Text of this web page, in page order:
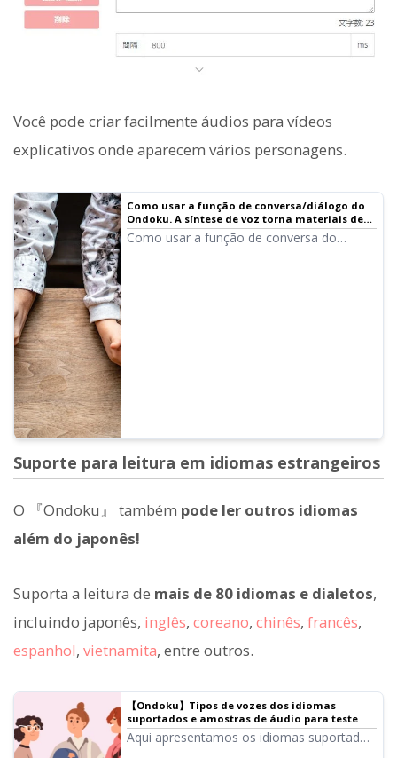
Você pode criar facilmente áudios para vídeos
explicativos onde aparecem vários personagens.
Como usar a função de conversa/diálogo do
Ondoku. A síntese de voz torna materiais de
listening e criação de textos longos mais
convenientes!
Como usar a função de conversa do
Suporte para leitura em idiomas estrangeiros
O 『Ondoku』 também pode ler outros idiomas
além do japonês!
Suporta a leitura de mais de 80 idiomas e dialetos,
incluindo japonês, inglês, coreano, chinês, francês,
espanhol, vietnamita, entre outros.
【Ondoku】Tipos de vozes dos idiomas
suportados e amostras de áudio para teste
Aqui apresentamos os idiomas suportados